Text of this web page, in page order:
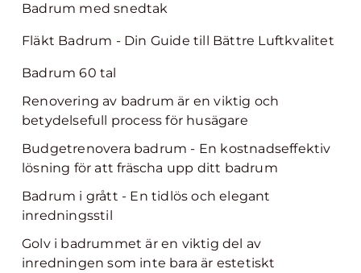
Badrum med snedtak
Fläkt Badrum - Din Guide till Bättre Luftkvalitet
Badrum 60 tal
Renovering av badrum är en viktig och
betydelsefull process för husägare
Budgetrenovera badrum - En kostnadseffektiv
lösning för att fräscha upp ditt badrum
Badrum i grått - En tidlös och elegant
inredningsstil
Golv i badrummet är en viktig del av
inredningen som inte bara är estetiskt